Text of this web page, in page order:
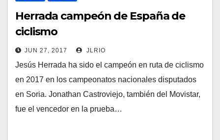
Herrada campeón de España de
ciclismo
JUN 27, 2017 JLRIO
Jesús Herrada ha sido el campeón en ruta de ciclismo
en 2017 en los campeonatos nacionales disputados
en Soria. Jonathan Castroviejo, también del Movistar,
fue el vencedor en la prueba…